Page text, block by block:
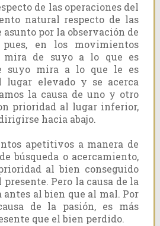
de las operaciones del
natural respecto de las
asunto por la observación de
en los movimientos
mira de suyo a lo que es
suyo mira a lo que le es
lugar elevado y se acerca
la causa de uno y otro
prioridad al lugar inferior,
hacia abajo.
apetitivos a manera de
búsqueda o acercamiento,
al bien conseguido
Pero la causa de la
al bien que al mal. Por
de la pasión, es más
que el bien perdido.